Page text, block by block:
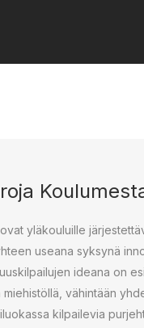
yläkouluille
useana syksynä
ideana on
vähintään
kilpailevia